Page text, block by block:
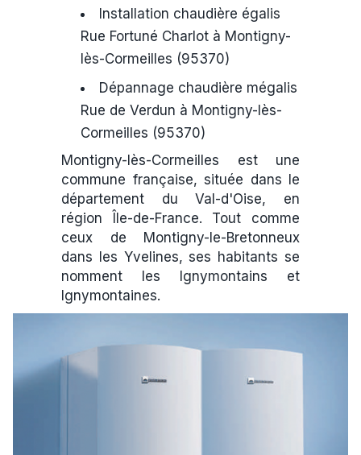
Installation chaudière égalis
Rue Fortuné Charlot à Montigny-
lès-Cormeilles (95370)
Dépannage chaudière mégalis
Rue de Verdun à Montigny-lès-
Cormeilles (95370)
Montigny-lès-Cormeilles est une
commune française, située dans le
département du Val-d'Oise, en
région Île-de-France. Tout comme
ceux de Montigny-le-Bretonneux
dans les Yvelines, ses habitants se
nomment les Ignymontains et
Ignymontaines.